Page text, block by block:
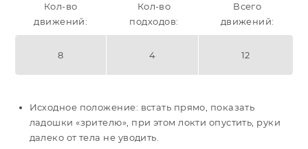
Кол-во
движений:
Кол-во
подходов:
Всего
движений:
8 4 12
Исходное положение: встать прямо, показать
ладошки «зрителю», при этом локти опустить, руки
далеко от тела не уводить.